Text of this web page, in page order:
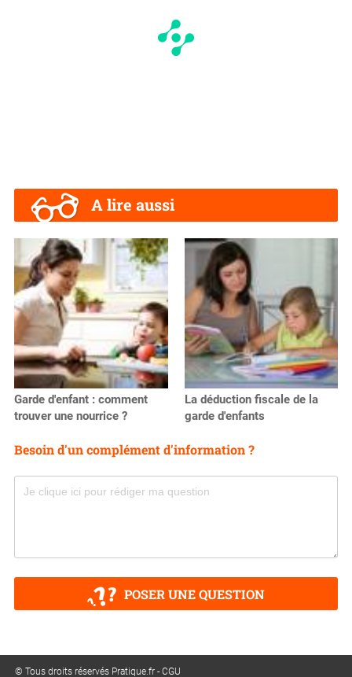
A lire aussi
Garde d'enfant : comment
trouver une nourrice ?
La déduction fiscale de la
garde d'enfants
Besoin d'un complément d'information ?
POSER UNE QUESTION
© Tous droits réservés Pratique.fr -CGU